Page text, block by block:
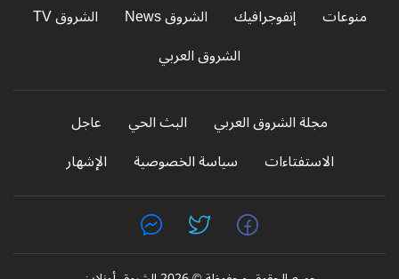
منوعات
إنفوجرافيك الشروق News
الشروق TV
الشروق العربي
مجلة الشروق العربي البث الحي
عاجل
الاستفتاءات
سياسة الخصوصية الإشهار